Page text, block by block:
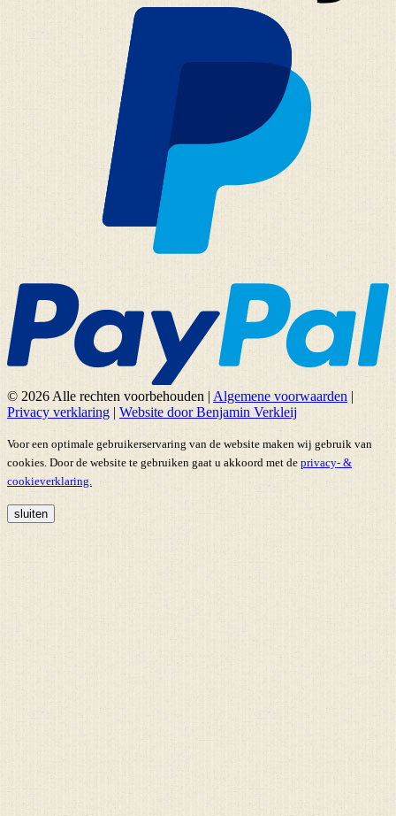
© 2026 Alle rechten voorbehouden | Algemene voorwaarden |
Privacy verklaring | Website door Benjamin Verkleij
Voor een optimale gebruikerservaring van de website maken wij gebruik van
cookies. Door de website te gebruiken gaat u akkoord met de privacy- &
cookieverklaring.
sluiten